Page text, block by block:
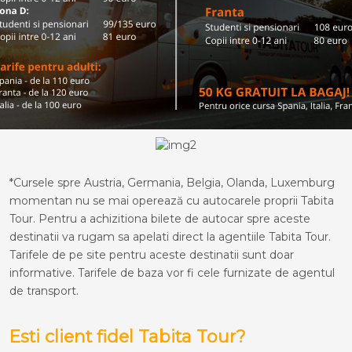
*Cursele spre Austria, Germania, Belgia, Olanda, Luxemburg
momentan nu se mai operează cu autocarele proprii Tabita
Tour. Pentru a achizitiona bilete de autocar spre aceste
destinatii va rugam sa apelati direct la agentiile Tabita Tour.
Tarifele de pe site pentru aceste destinatii sunt doar
informative. Tarifele de baza vor fi cele furnizate de agentul
de transport.
Esti client fidel Tabita Tour?